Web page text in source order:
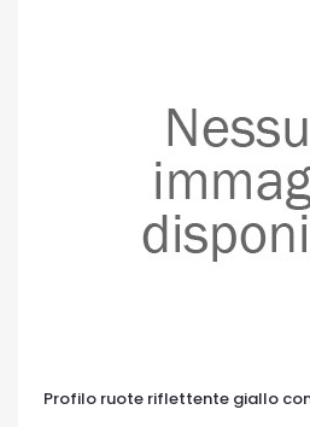
Profilo ruote riflettente giallo